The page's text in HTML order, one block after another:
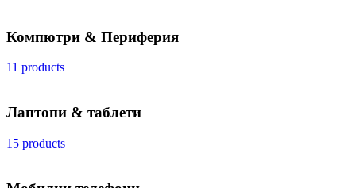
Компютри & Периферия
11 products
Лаптопи & таблети
15 products